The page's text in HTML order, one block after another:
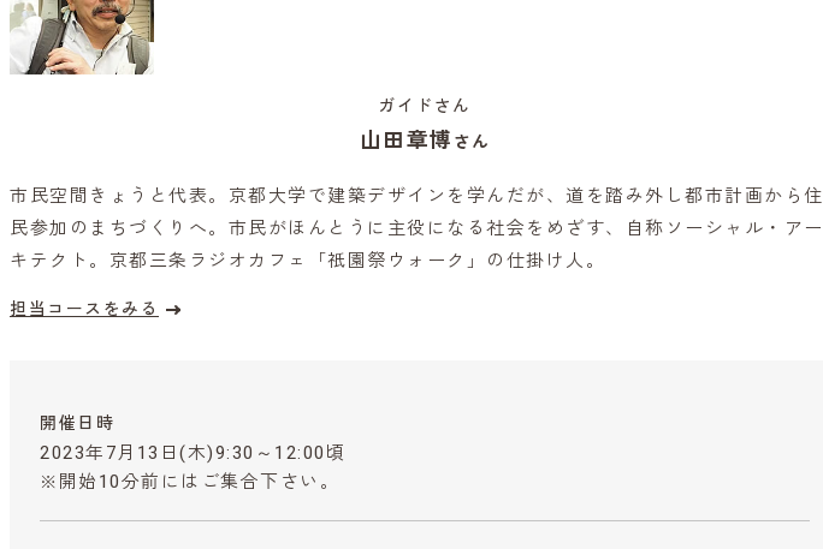
ガイドさん
山田章博 さん
市民空間きょうと代表。京都大学で建築デザインを学んだが、道を踏み外し都市計画から住
民参加のまちづくりへ。市民がほんとうに主役になる社会をめざす、自称ソーシャル・アー
キテクト。京都三条ラジオカフェ「祇園祭ウォーク」の仕掛け人。
担当コースをみる
開催日時
2023年7月13日(木)9:30～12:00頃
※開始10分前にはご集合下さい。